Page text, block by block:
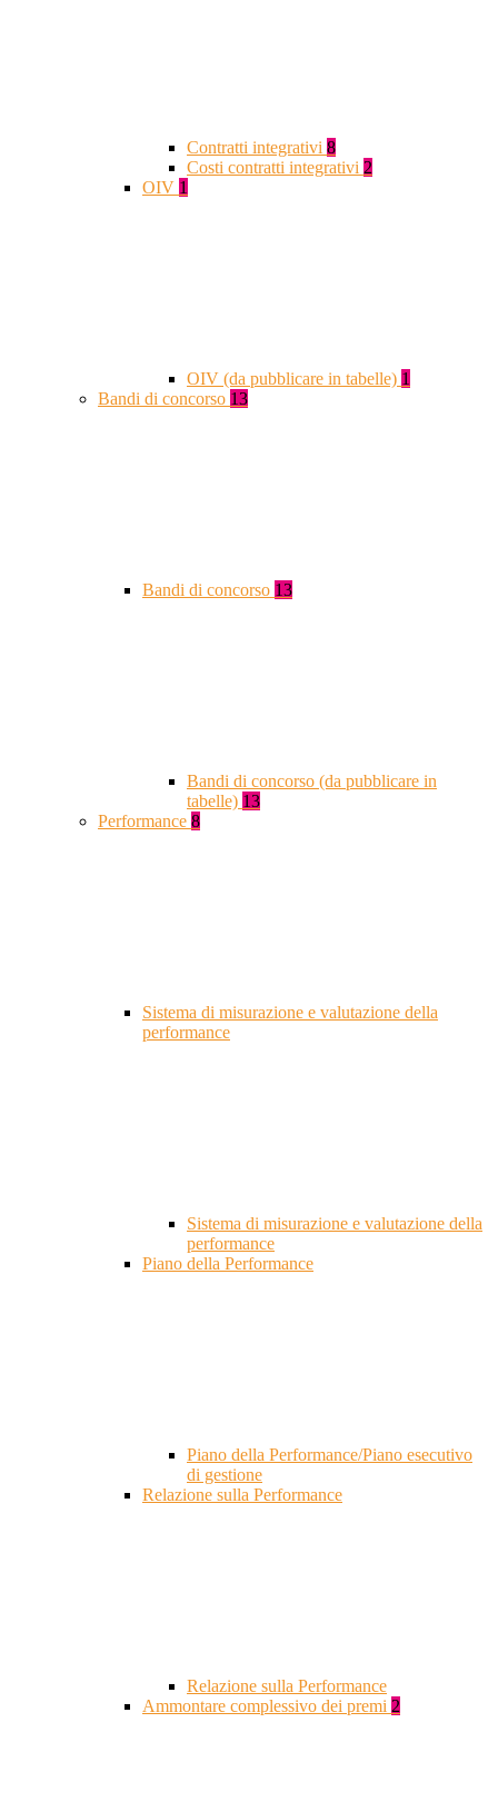
Contratti integrativi 8
Costi contratti integrativi 2
OIV 1
OIV (da pubblicare in tabelle) 1
Bandi di concorso 13
Bandi di concorso 13
Bandi di concorso (da pubblicare in
tabelle) 13
Performance 8
Sistema di misurazione e valutazione della
performance
Sistema di misurazione e valutazione della
performance
Piano della Performance
Piano della Performance/Piano esecutivo
di gestione
Relazione sulla Performance
Relazione sulla Performance
Ammontare complessivo dei premi 2